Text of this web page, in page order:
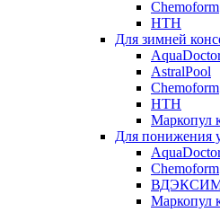
Chemoform
HTH
Для зимней
AstralPool
Chemoform
HTH
Маркопул
Для понижения
Chemoform
Маркопул